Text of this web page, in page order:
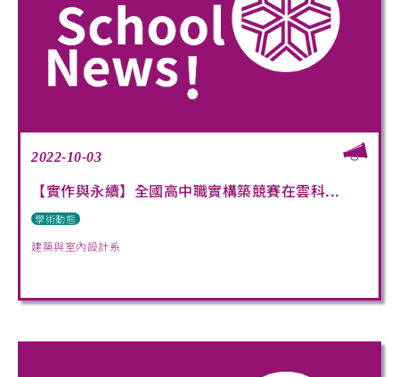
2022-10-03
【實作與永續】全國高中職實構築競賽在雲科...
學術動態
建築與室內設計系